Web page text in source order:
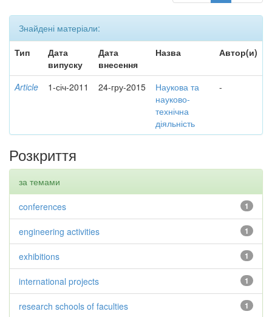
Знайдені матеріали:
Тип
Дата
випуску
Дата
внесення
Назва Автор(и)
Article 1-січ-2011 24-гру-2015
Наукова та
науково-
технічна
діяльність
-
Розкриття
за темами
1
conferences
1
engineering activities
1
exhibitions
1
international projects
1
research schools of faculties